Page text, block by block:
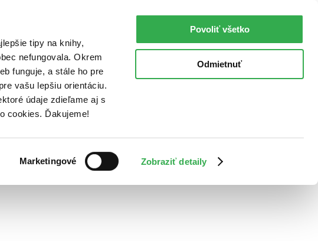
tipy na knihy,
nefungovala. Okrem
funguje, a stále ho pre
vašu lepšiu orientáciu.
údaje zdieľame aj s
cookies. Ďakujeme!
Marketingové Zobraziť detaily
Povoliť všetko
Odmietnuť